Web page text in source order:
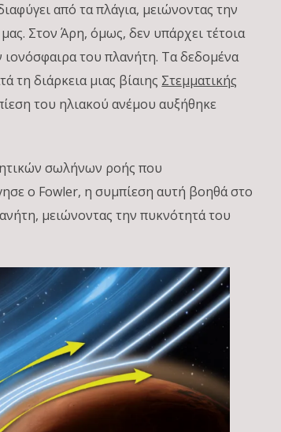
από τα πλάγια, μειώνοντας την
Στον Άρη, όμως, δεν υπάρχει τέτοια
ιονόσφαιρα του πλανήτη. Τα δεδομένα
τη διάρκεια μιας βίαιης Στεμματικής
του ηλιακού ανέμου αυξήθηκε
σωλήνων ροής που
ο Fowler, η συμπίεση αυτή βοηθά στο
μειώνοντας την πυκνότητά του